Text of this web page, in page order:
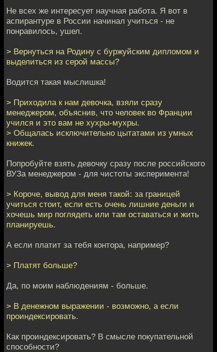
Не всех же интересует научная работа. Я вот в
аспирантуре в России начинал учиться - не
понравилось, ушел.
> Вернуться на Родину с буржуйским дипломом и
выделиться из серой массы?
Водится такая мыслишка!
> Приходила к нам девочка, взяли сразу
менеджером, объяснив, что человек во Франции
учился и это вам не хухры-мухры.
> Общалась исключительно цытатами из умных
книжек.
Попробуйте взять девочку сразу после российского
ВУЗа менеджером - для чистоты эксперимента!
> Короче, вывод для меня такой: за границей
учиться стоит, если есть очень лишние деньги и
хочешь мир поглядеть или там оставаться и жить
планируешь.
А если платит за тебя контора, например?
> Платят больше?
Да, по моим наблюдениям - больше.
> В денежном выражении - возможно, а если
проиндексировать.
Как проиндексировать? В смысле покупательной
способности?